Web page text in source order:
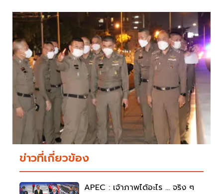
ข่าวที่เกี่ยวข้อง
APEC : เจ้าภาพได้อะไร ... จริง ๆ